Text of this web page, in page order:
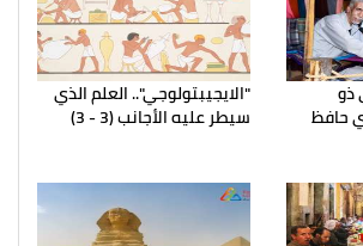
ذو
حافظ
"الايجيبتولوجي".. العلم الذي
سيطر عليه الأجانب (3 - 3)